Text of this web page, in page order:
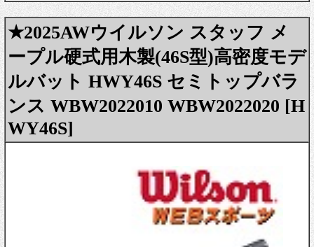
★2025AWウイルソン スタッフ メ
ープル硬式用木製(46S型)高密度モデ
ルバット HWY46S セミトップバラ
ンス WBW2022010 WBW2022020 [H
WY46S]